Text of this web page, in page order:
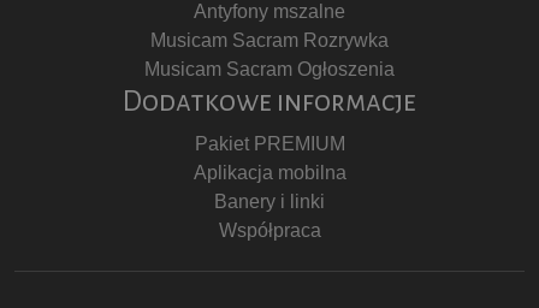
Antyfony mszalne
Musicam Sacram Rozrywka
Musicam Sacram Ogłoszenia
Dodatkowe informacje
Pakiet PREMIUM
Aplikacja mobilna
Banery i linki
Współpraca